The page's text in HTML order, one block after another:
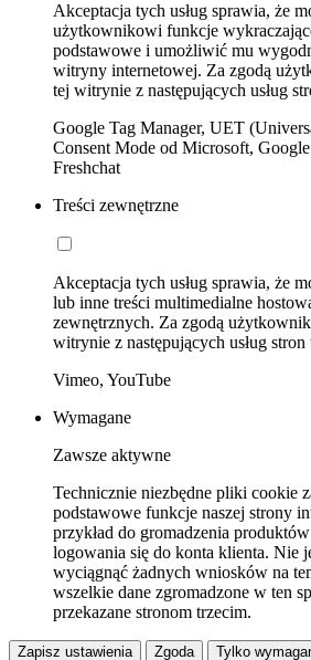
Akceptacja tych usług sprawia, że
użytkownikowi funkcje
podstawowe i umożliwić mu
witryny internetowej. Za zgodą
tej witrynie z następujących usług
Google Tag Manager, UET
Consent Mode od Microsoft,
Freshchat
Treści zewnętrzne
Akceptacja tych usług sprawia, że
lub inne treści multimedialne
zewnętrznych. Za zgodą
witrynie z następujących usług stron
Vimeo, YouTube
Wymagane
Zawsze aktywne
Technicznie niezbędne pliki cookie
podstawowe funkcje naszej strony
przykład do gromadzenia
logowania się do konta klienta. Nie
wyciągnąć żadnych wniosków na
wszelkie dane zgromadzone w ten
przekazane stronom trzecim.
Zapisz ustawienia Zgoda Tylko